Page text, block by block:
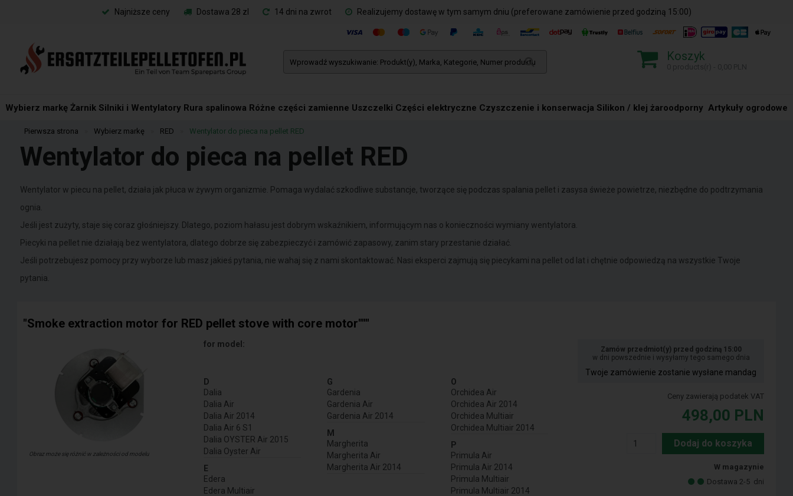
Najniższe ceny Dostawa 28 zl 14 dni na zwrot Realizujemy dostawę w tym samym dniu (preferowane zamówienie przed godziną 15:00)
Koszyk
Wybierz markę Żarnik Silniki i Wentylatory Rura spalinowa Różne części zamienne Uszczelki Części elektryczne Czyszczenie i konserwacja Silikon / klej żaroodporny Artykuły ogrodowe
Pierwsza strona Wybierz markę RED Wentylator do pieca na pellet RED
Wentylator do pieca na pellet RED
Wentylator w piecu na pellet, działa jak płuca w żywym organizmie. Pomaga wydalać szkodliwe substancje, tworzące się podczas spalania pellet i zasysa świeże powietrze, niezbędne do podtrzymania
ognia.
Jeśli jest zużyty, staje się coraz głośniejszy. Dlatego, poziom hałasu jest dobrym wskaźnikiem, informującym nas o konieczności wymiany wentylatora.
Piecyki na pellet nie działają bez wentylatora, dlatego dobrze się zabezpieczyć i zamówić zapasowy, zanim stary przestanie działać.
Jeśli potrzebujesz pomocy przy wyborze lub masz jakieś pytania, nie wahaj się z nami skontaktować. Nasi eksperci zajmują się piecykami na pellet od lat i chętnie odpowiedzą na wszystkie Twoje
pytania.
"Smoke extraction motor for RED pellet stove with core motor"""
Obraz może się różnić w zależności od modelu
for model:
D
Dalia
Dalia Air
Dalia Air 2014
Dalia Air 6 S1
Dalia OYSTER Air 2015
Dalia Oyster Air
E
Edera
Edera Multiair
G
Gardenia
Gardenia Air
Gardenia Air 2014
M
Margherita
Margherita Air
Margherita Air 2014
O
Orchidea Air
Orchidea Air 2014
Orchidea Multiair
Orchidea Multiair 2014
P
Primula Air
Primula Air 2014
Primula Multiair
Primula Multiair 2014
Zamów przedmiot(y) przed godziną 15:00
w dni powszednie i wysyłamy tego samego dnia
Twoje zamówienie zostanie wysłane mandag
Ceny zawierają podatek VAT
498,00 PLN
Dodaj do koszyka
W magazynie
Dostawa 2-5 dni